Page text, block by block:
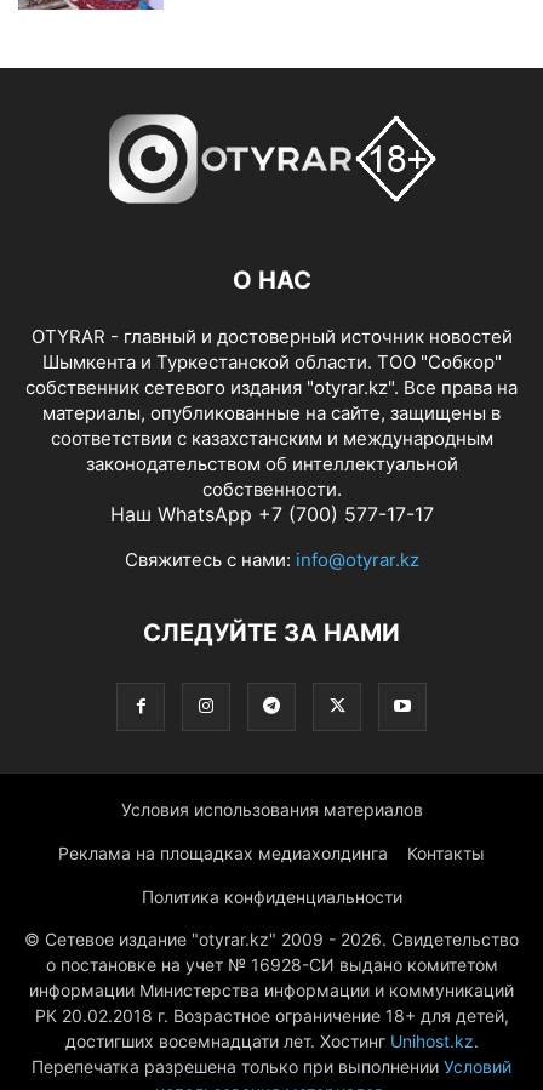
О НАС
OTYRAR - главный и достоверный источник новостей
Шымкента и Туркестанской области. ТОО "Собкор"
собственник сетевого издания "otyrar.kz". Все права на
материалы, опубликованные на сайте, защищены в
соответствии с казахстанским и международным
законодательством об интеллектуальной
собственности.
Наш WhatsApp +7 (700) 577-17-17
Свяжитесь с нами: info@otyrar.kz
СЛЕДУЙТЕ ЗА НАМИ
Условия использования материалов
Реклама на площадках медиахолдинга Контакты
Политика конфиденциальности
© Сетевое издание "otyrar.kz" 2009 - 2026. Свидетельство
о постановке на учет № 16928-СИ выдано комитетом
информации Министерства информации и коммуникаций
РК 20.02.2018 г. Возрастное ограничение 18+ для детей,
достигших восемнадцати лет. Хостинг Unihost.kz.
Перепечатка разрешена только при выполнении Условий